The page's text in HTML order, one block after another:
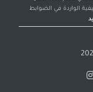
الواردة في الضوابط